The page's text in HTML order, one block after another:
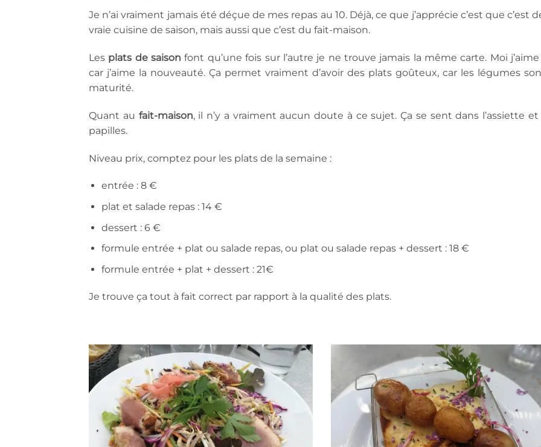
Je n’ai vraiment jamais été déçue de mes repas au 10. Déjà, ce que j’apprécie c’est que c’est
vraie cuisine de saison, mais aussi que c’est du fait-maison.
Les plats de saison font qu’une fois sur l’autre je ne trouve jamais la même carte. Moi j’aime
car j’aime la nouveauté. Ça permet vraiment d’avoir des plats goûteux, car les légumes
maturité.
Quant au fait-maison, il n’y a vraiment aucun doute à ce sujet. Ça se sent dans l’assiette et
papilles.
Niveau prix, comptez pour les plats de la semaine :
entrée : 8 €
plat et salade repas : 14 €
dessert : 6 €
formule entrée + plat ou salade repas, ou plat ou salade repas + dessert : 18 €
formule entrée + plat + dessert : 21€
Je trouve ça tout à fait correct par rapport à la qualité des plats.